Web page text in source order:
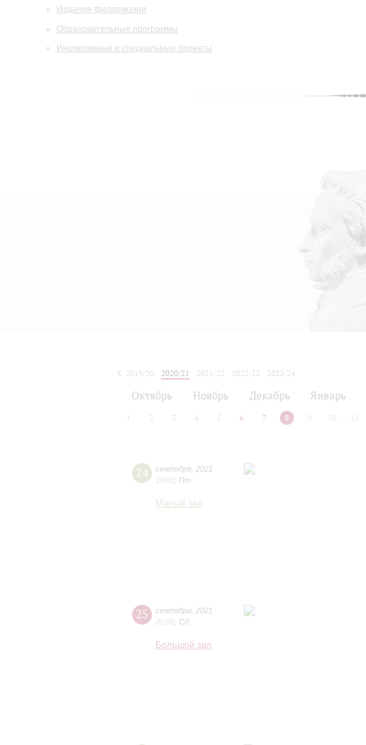
Издания филармонии
Образовательные программы
Инклюзивные и специальные проекты
2019/20
2020/21 2021/22 2022/23
2023/24
Октябрь Ноябрь Декабрь Январь
2 3 4 5 6 7 8 9 10
24 сентября 2021
19:00 Пт
Малый зал
25 сентября 2021
20:00 Сб
Большой зал